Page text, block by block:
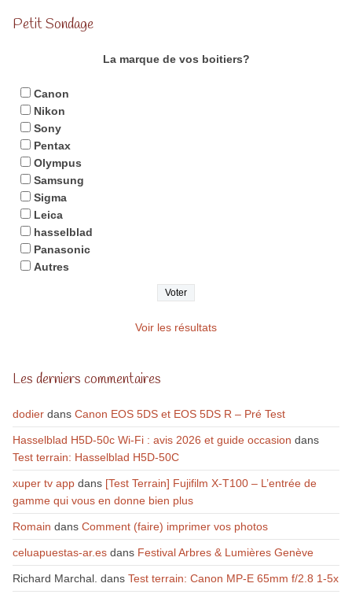
Petit Sondage
La marque de vos boitiers?
Canon
Nikon
Sony
Pentax
Olympus
Samsung
Sigma
Leica
hasselblad
Panasonic
Autres
Voir les résultats
Les derniers commentaires
dodierdans Canon EOS 5DS et EOS 5DS R – Pré Test
Hasselblad H5D-50c Wi-Fi : avis 2026 et guide occasion dans
Test terrain: Hasselblad H5D-50C
xuper tv appdans [Test Terrain] Fujifilm X-T100 – L’entrée de
gamme qui vous en donne bien plus
Romain dans Comment (faire) imprimer vos photos
celuapuestas-ar.esdans Festival Arbres & Lumières Genève
Richard Marchal. dans Test terrain: Canon MP-E 65mm f/2.8 1-5x